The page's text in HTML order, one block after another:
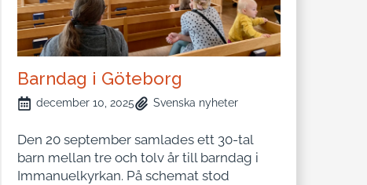
Barndag i Göteborg
december 10, 2025 Svenska nyheter
Den 20 september samlades ett 30-tal
barn mellan tre och tolv år till barndag i
Immanuelkyrkan. På schemat stod